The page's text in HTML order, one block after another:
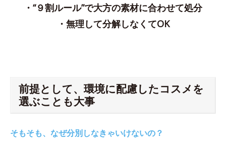
・“９割ルール”で大方の素材に合わせて処分
・無理して分解しなくてOK
前提として、環境に配慮したコスメを
選ぶことも大事
そもそも、なぜ分別しなきゃいけないの？